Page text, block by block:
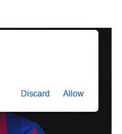
Discard Allow